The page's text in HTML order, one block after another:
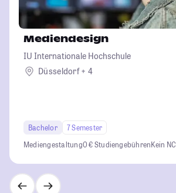
Mediendesign
IU Internationale Hochschule
Düsseldorf + 4
Bachelor
7 Semester
Mediengestaltung0 € StudiengebührenKein NC